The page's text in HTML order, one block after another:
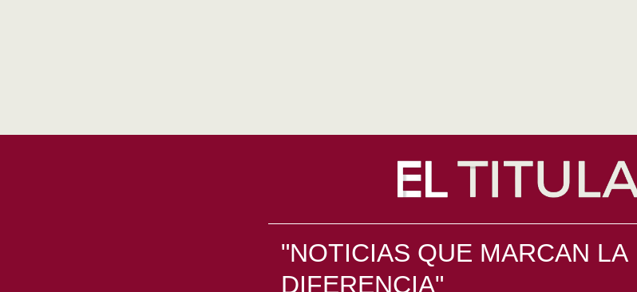
"NOTICIAS QUE MARCAN LA
DIFERENCIA"